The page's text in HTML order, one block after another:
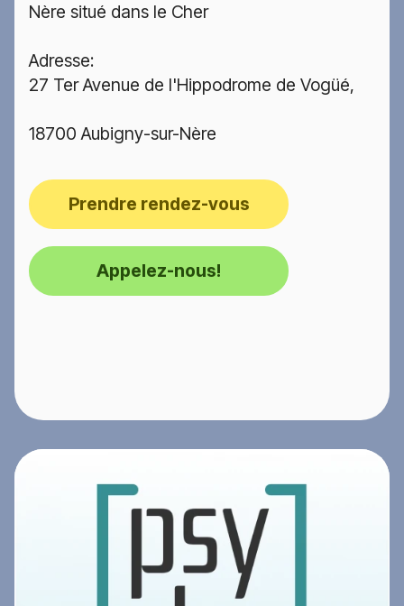
Nère situé dans le Cher
Adresse:
27 Ter Avenue de l'Hippodrome de Vogüé,
18700 Aubigny-sur-Nère
Prendre rendez-vous
Appelez-nous!